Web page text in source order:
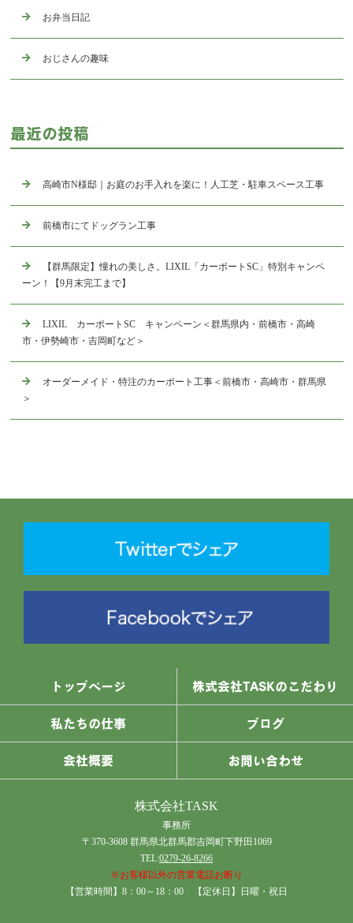
お弁当日記
おじさんの趣味
最近の投稿
高崎市N様邸｜お庭のお手入れを楽に！人工芝・駐車スペース工事
前橋市にてドッグラン工事
【群馬限定】憧れの美しさ。LIXIL「カーポートSC」特別キャンペ
ーン！【9月末完工まで】
LIXIL カーポートSC キャンペーン＜群馬県内・前橋市・高崎
市・伊勢崎市・吉岡町など＞
オーダーメイド・特注のカーポート工事＜前橋市・高崎市・群馬県
＞
トップページ 株式会社TASKのこだわり
私たちの仕事 ブログ
会社概要 お問い合わせ
株式会社TASK
事務所
〒370-3608 群馬県北群馬郡吉岡町下野田1069
TEL:0279-26-8266
※お客様以外の営業電話お断り
【営業時間】8：00～18：00 【定休日】日曜・祝日